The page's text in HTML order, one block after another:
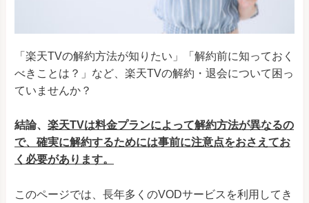
「楽天TVの解約方法が知りたい」「解約前に知っておく
べきことは？」など、楽天TVの解約・退会について困っ
ていませんか？
結論、 楽天TVは料金プランによって解約方法が異なるの
で、確実に解約するためには事前に注意点をおさえてお
く必要があります。
このページでは、長年多くのVODサービスを利用してき